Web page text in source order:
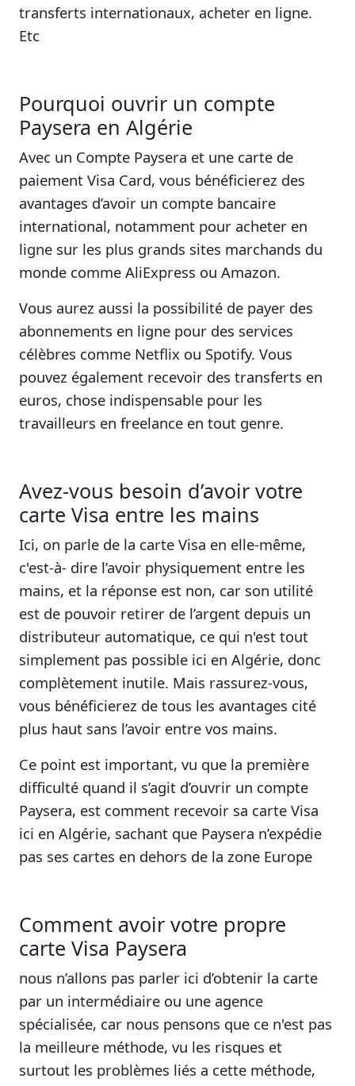
transferts internationaux, acheter en ligne.
Etc
Pourquoi ouvrir un compte
Paysera en Algérie
Avec un Compte Paysera et une carte de
paiement Visa Card, vous bénéficierez des
avantages d’avoir un compte bancaire
international, notamment pour acheter en
ligne sur les plus grands sites marchands du
monde comme AliExpress ou Amazon.
Vous aurez aussi la possibilité de payer des
abonnements en ligne pour des services
célèbres comme Netflix ou Spotify. Vous
pouvez également recevoir des transferts en
euros, chose indispensable pour les
travailleurs en freelance en tout genre.
Avez-vous besoin d’avoir votre
carte Visa entre les mains
Ici, on parle de la carte Visa en elle-même,
c'est-à- dire l’avoir physiquement entre les
mains, et la réponse est non, car son utilité
est de pouvoir retirer de l’argent depuis un
distributeur automatique, ce qui n'est tout
simplement pas possible ici en Algérie, donc
complètement inutile. Mais rassurez-vous,
vous bénéficierez de tous les avantages cité
plus haut sans l’avoir entre vos mains.
Ce point est important, vu que la première
difficulté quand il s’agit d’ouvrir un compte
Paysera, est comment recevoir sa carte Visa
ici en Algérie, sachant que Paysera n’expédie
pas ses cartes en dehors de la zone Europe
Comment avoir votre propre
carte Visa Paysera
nous n’allons pas parler ici d’obtenir la carte
par un intermédiaire ou une agence
spécialisée, car nous pensons que ce n'est pas
la meilleure méthode, vu les risques et
surtout les problèmes liés a cette méthode,